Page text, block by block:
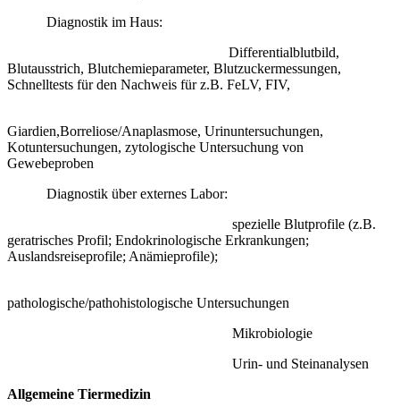
Diagnostik im Haus:
Differentialblutbild,
Blutausstrich, Blutchemieparameter, Blutzuckermessungen,
Schnelltests für den Nachweis für z.B. FeLV, FIV,
Giardien,Borreliose/Anaplasmose, Urinuntersuchungen,
Kotuntersuchungen, zytologische Untersuchung von
Gewebeproben
Diagnostik über externes Labor:
spezielle Blutprofile (z.B.
geratrisches Profil; Endokrinologische Erkrankungen;
Auslandsreiseprofile; Anämieprofile);
pathologische/pathohistologische Untersuchungen
Mikrobiologie
Urin- und Steinanalysen
Allgemeine Tiermedizin